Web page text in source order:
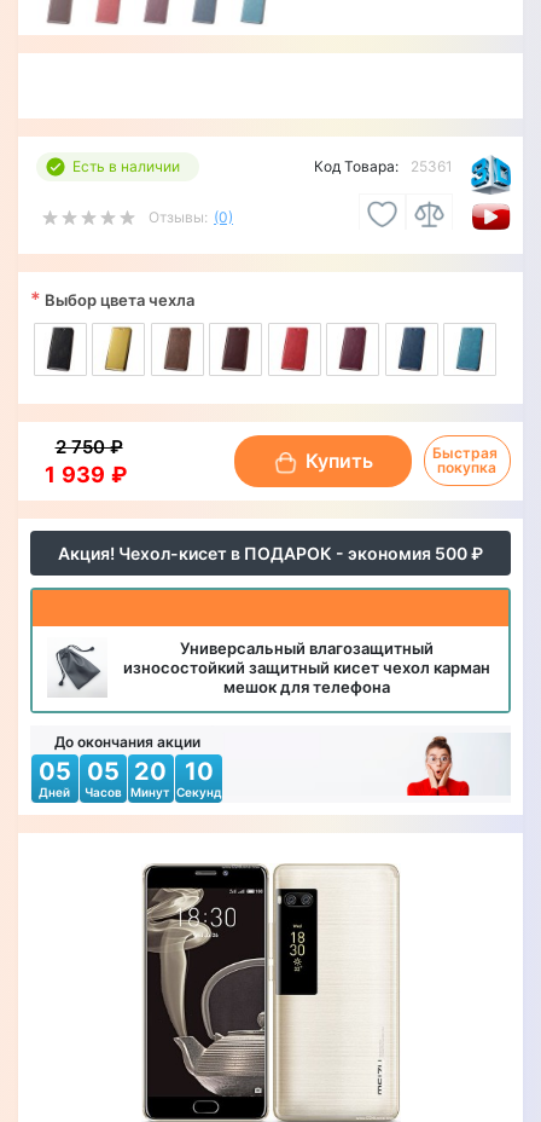
Есть в наличии
Отзывы: (0)
Код Товара: 25361
Акция! Чехол-кисет в ПОДАРОК - экономия 500 ₽
Универсальный влагозащитный
износостойкий защитный кисет чехол карман
мешок для телефона
До окончания акции
05
Дней
05
Часов
20
Минут
09
Секунд
* Выбор цвета чехла
1 939 ₽
2 750 ₽
Купить
Быстрая
покупка